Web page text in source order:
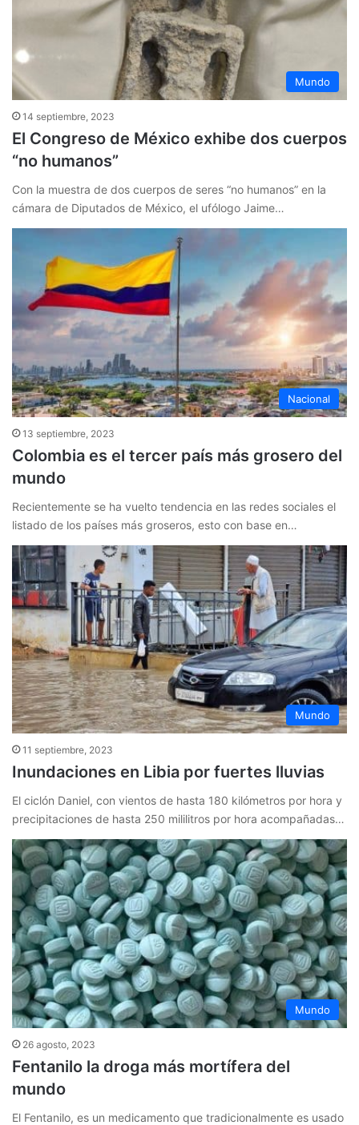
Mundo
14 septiembre, 2023
El Congreso de México exhibe dos cuerpos
“no humanos”
Con la muestra de dos cuerpos de seres “no humanos” en la
cámara de Diputados de México, el ufólogo Jaime…
Nacional
13 septiembre, 2023
Colombia es el tercer país más grosero del
mundo
Recientemente se ha vuelto tendencia en las redes sociales el
listado de los países más groseros, esto con base en…
Mundo
11 septiembre, 2023
Inundaciones en Libia por fuertes lluvias
El ciclón Daniel, con vientos de hasta 180 kilómetros por hora y
precipitaciones de hasta 250 mililitros por hora acompañadas…
Mundo
26 agosto, 2023
Fentanilo la droga más mortífera del
mundo
El Fentanilo, es un medicamento que tradicionalmente es usado